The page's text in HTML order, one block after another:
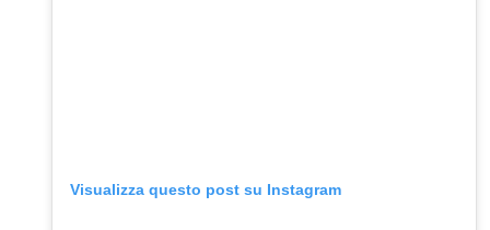
Visualizza questo post su Instagram